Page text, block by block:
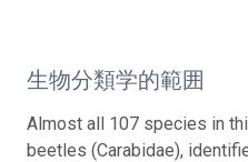
生物分類学的範囲
Almost all 107 species in
beetles (Carabidae),